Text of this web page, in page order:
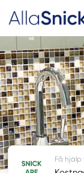
Få hjälp